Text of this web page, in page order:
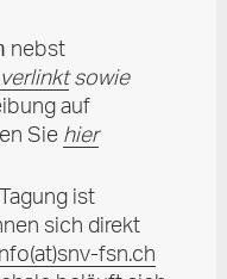
nebst
sowie
auf
Sie hier
ist
sich direkt
(at)snv-fsn.ch